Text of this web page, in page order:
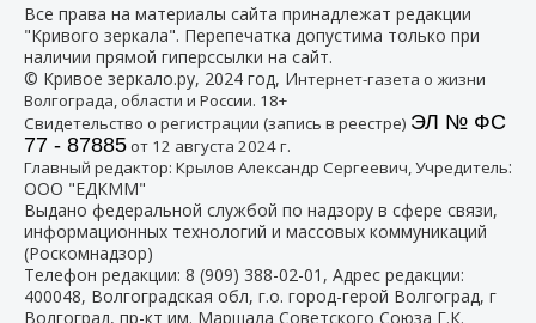
Все права на материалы сайта принадлежат редакции
"Кривого зеркала". Перепечатка допустима только при
наличии прямой гиперссылки на сайт.
© Кривое зеркало.ру, 2024 год, Интернет-газета о жизни
Волгограда, области и России. 18+
Свидетельство о регистрации (запись в реестре) ЭЛ № ФС
77 - 87885от 12 августа 2024 г.
Главный редактор: Крылов Александр Сергеевич, Учредитель:
ООО "ЕДКММ"
Выдано федеральной службой по надзору в сфере связи,
информационных технологий и массовых коммуникаций
(Роскомнадзор)
Телефон редакции: 8 (909) 388-02-01 , Адрес редакции:
400048, Волгоградская обл, г.о. город-герой Волгоград, г
Волгоград, пр-кт им. Маршала Советского Союза Г.К.